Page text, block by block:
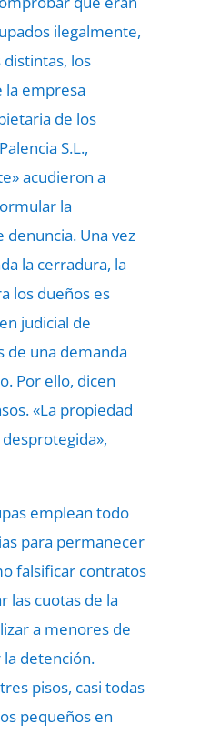
ilegalmente,
los
la empresa
de los
S.L.,
acudieron a
la
Una vez
la cerradura, la
los dueños es
judicial de
de una demanda
Por ello, dicen
«La propiedad
emplean todo
para permanecer
falsificar contratos
las cuotas de la
a menores de
detención.
pisos, casi todas
pequeños en